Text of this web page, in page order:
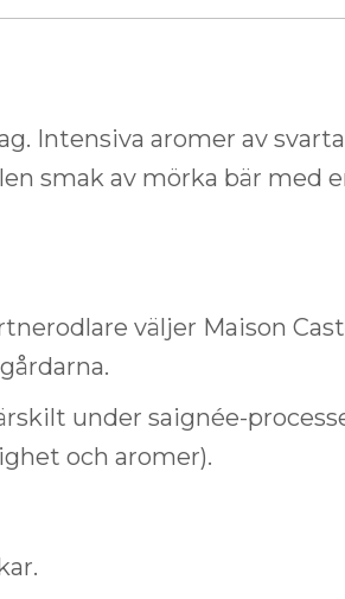
Intensiva aromer av
smak av mörka bär med
väljer Maison
under saignée-
och aromer).